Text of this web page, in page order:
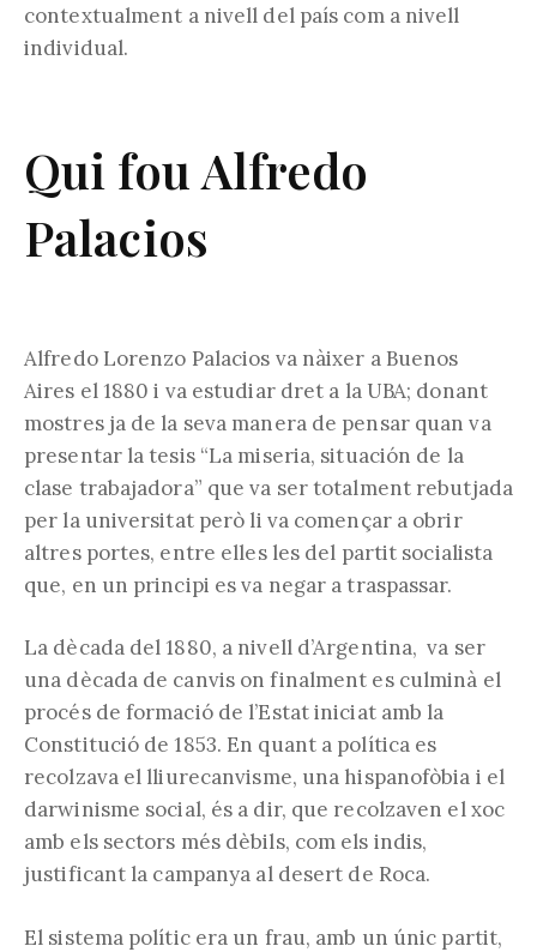
contextualment a nivell del país com a nivell
individual.
Qui fou Alfredo
Palacios
Alfredo Lorenzo Palacios va nàixer a Buenos
Aires el 1880 i va estudiar dret a la UBA; donant
mostres ja de la seva manera de pensar quan va
presentar la tesis “La miseria, situación de la
clase trabajadora” que va ser totalment rebutjada
per la universitat però li va començar a obrir
altres portes, entre elles les del partit socialista
que, en un principi es va negar a traspassar.
La dècada del 1880, a nivell d’Argentina, va ser
una dècada de canvis on finalment es culminà el
procés de formació de l’Estat iniciat amb la
Constitució de 1853. En quant a política es
recolzava el lliurecanvisme, una hispanofòbia i el
darwinisme social, és a dir, que recolzaven el xoc
amb els sectors més dèbils, com els indis,
justificant la campanya al desert de Roca.
El sistema polític era un frau, amb un únic partit,